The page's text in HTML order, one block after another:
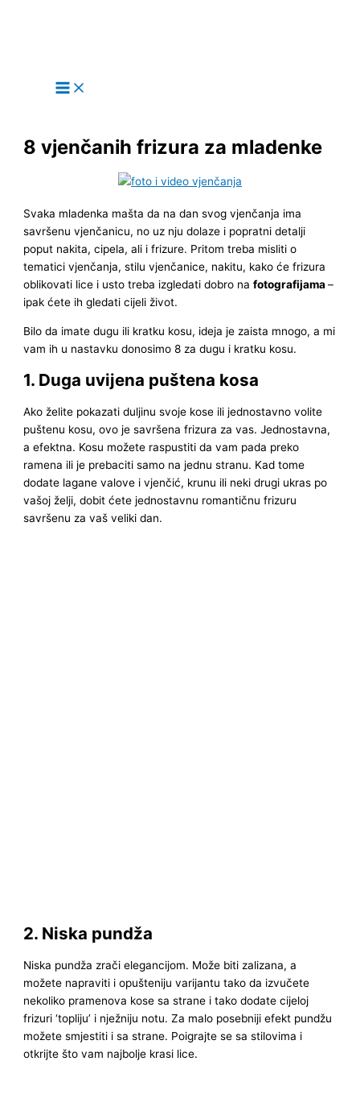
8 vjenčanih frizura za mladenke
Svaka mladenka mašta da na dan svog vjenčanja ima
savršenu vjenčanicu, no uz nju dolaze i popratni detalji
poput nakita, cipela, ali i frizure. Pritom treba misliti o
tematici vjenčanja, stilu vjenčanice, nakitu, kako će frizura
oblikovati lice i usto treba izgledati dobro nafotografijama–
ipak ćete ih gledati cijeli život.
Bilo da imate dugu ili kratku kosu, ideja je zaista mnogo, a mi
vam ih u nastavku donosimo 8 za dugu i kratku kosu.
1. Duga uvijena puštena kosa
Ako želite pokazati duljinu svoje kose ili jednostavno volite
puštenu kosu, ovo je savršena frizura za vas. Jednostavna,
a efektna. Kosu možete raspustiti da vam pada preko
ramena ili je prebaciti samo na jednu stranu. Kad tome
dodate lagane valove i vjenčić, krunu ili neki drugi ukras po
vašoj želji, dobit ćete jednostavnu romantičnu frizuru
savršenu za vaš veliki dan.
2. Niska pundža
Niska pundža zrači elegancijom. Može biti zalizana, a
možete napraviti i opušteniju varijantu tako da izvučete
nekoliko pramenova kose sa strane i tako dodate cijeloj
frizuri ‘topliju’ i nježniju notu. Za malo posebniji efekt pundžu
možete smjestiti i sa strane. Poigrajte se sa stilovima i
otkrijte što vam najbolje krasi lice.